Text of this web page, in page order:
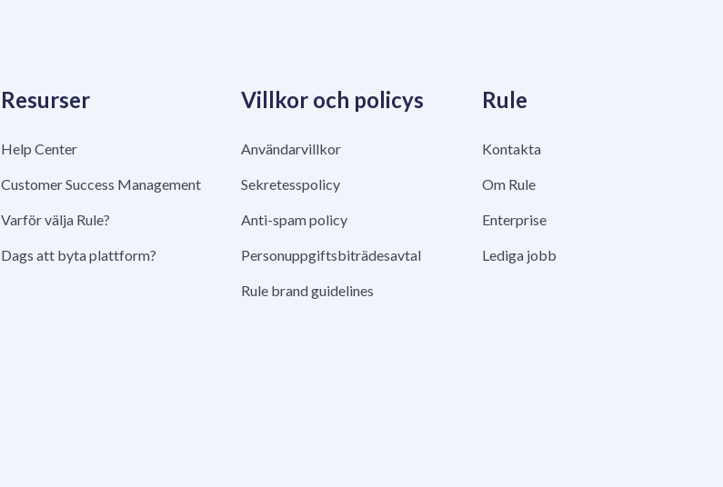
Resurser
Help Center
Customer Success Management
Varför välja Rule?
Dags att byta plattform?
Villkor och policys
Användarvillkor
Sekretesspolicy
Anti-spam policy
Personuppgiftsbiträdesavtal
Rule brand guidelines
Rule
Kontakta
Om Rule
Enterprise
Lediga jobb